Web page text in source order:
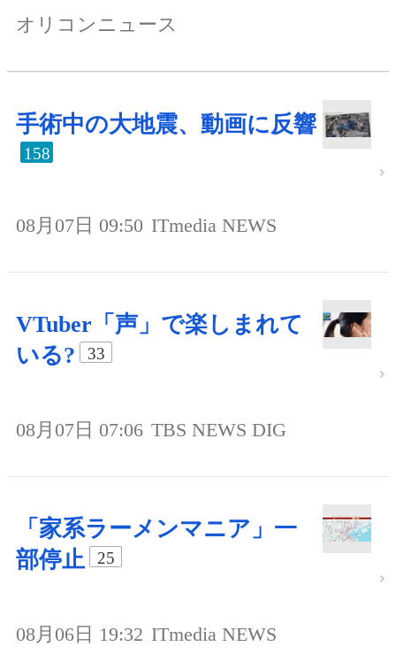
オリコンニュース
手術中の大地震、動画に反響
158
08月07日 09:50 ITmedia NEWS
VTuber「声」で楽しまれて
いる?
33
08月07日 07:06 TBS NEWS DIG
「家系ラーメンマニア」一
部停止
25
08月06日 19:32 ITmedia NEWS